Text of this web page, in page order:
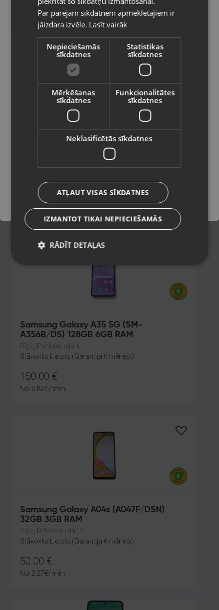
480.00€
€ /mēn.
Samsung Galaxy S22+ 5G (S906B/DS)
180.00 €
8.18€/mēn.
Samsung Galaxy A35 5G (SM-
A356B/DS) 128GB 6GB RAM
Rīga, Parādes iela 4
Stāvoklis Lietots (Garantija 6 mēneši)
150.00 €
No 6.82€/mēn.
Samsung Galaxy A04s (A047F/DSN)
32GB 3GB RAM
Rīga, Dižozolu iela 11
Stāvoklis Lietots (Garantija 6 mēneši)
50.00 €
No 2.27€/mēn.
izvēlēto valsti
Vietnes saturs būs attēlots izvēlētajā
valodā
Valsts
Latviešu / Latvian
Saglabāt
Par pārējām sīkdatnēm apmeklētājiem ir
jāizdara izvēle. Lasīt vairāk
Nepieciešamās
sīkdatnes
Statistikas
sīkdatnes
Mērķēšanas
sīkdatnes
Funkcionalitātes
sīkdatnes
Neklasificētās sīkdatnes
ATĻAUT VISAS SĪKDATNES
IZMANTOT TIKAI NEPIECIEŠAMĀS
RĀDĪT DETAĻAS